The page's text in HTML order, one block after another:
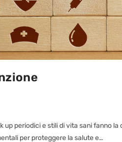
up periodici e stili di vita sani fanno
per proteggere la salute e…